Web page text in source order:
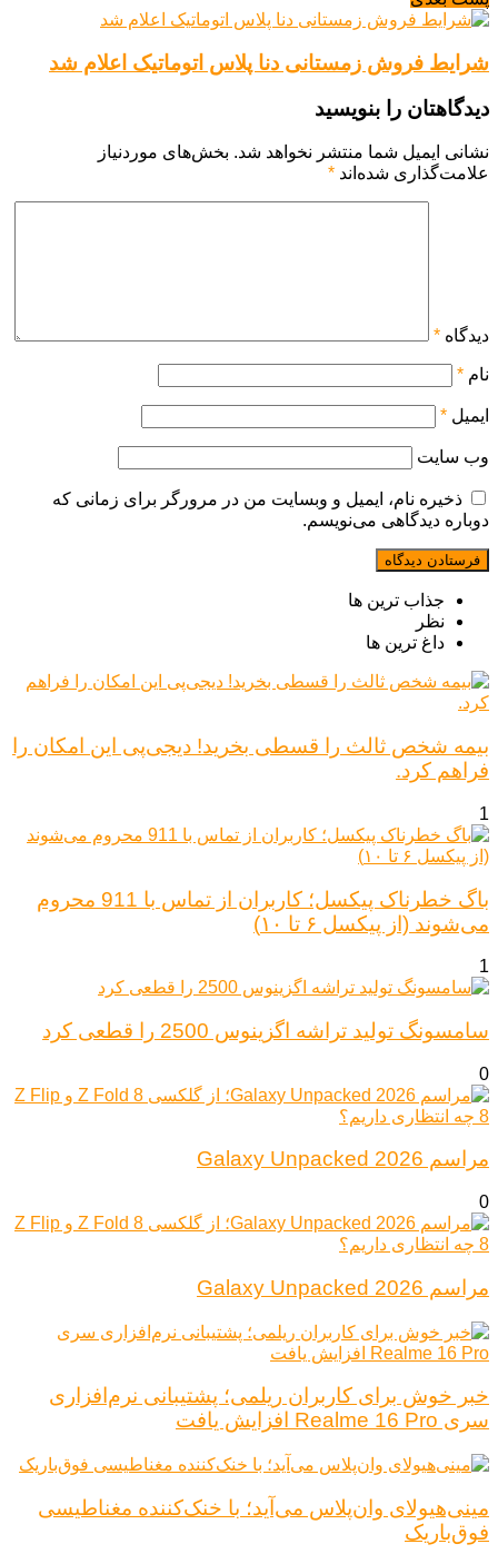
شرایط فروش زمستانی دنا پلاس اتوماتیک اعلام شد
دیدگاهتان را بنویسید
نشانی ایمیل شما منتشر نخواهد شد. بخش‌های موردنیاز
علامت‌گذاری شده‌اند *
دیدگاه *
نام *
ایمیل *
وب‌ سایت
ذخیره نام، ایمیل و وبسایت من در مرورگر برای زمانی که
دوباره دیدگاهی می‌نویسم.
جذاب ترین ها
نظر
داغ ترین ها
بیمه شخص ثالث را قسطی بخرید! دیجی‌پی این امکان را
فراهم کرد.
1
باگ خطرناک پیکسل؛ کاربران از تماس با 911 محروم
می‌شوند (از پیکسل ۶ تا ۱۰)
1
سامسونگ تولید تراشه اگزینوس 2500 را قطعی کرد
0
مراسم Galaxy Unpacked 2026
0
مراسم Galaxy Unpacked 2026
خبر خوش برای کاربران ریلمی؛ پشتیبانی نرم‌افزاری
سری Realme 16 Pro افزایش یافت
مینی‌هیولای وان‌پلاس می‌آید؛ با خنک‌کننده مغناطیسی
فوق‌باریک